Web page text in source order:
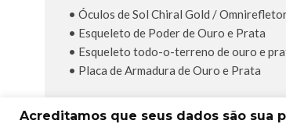
• Óculos de Sol Chiral Gold /
• Esqueleto de Poder de Ouro e Prata
• Esqueleto todo-o-terreno de ouro e
• Placa de Armadura de Ouro e Prata
Acreditamos que seus dados são sua